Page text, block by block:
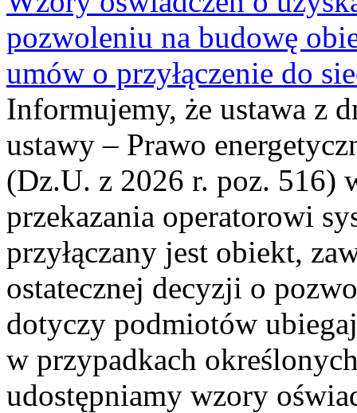
pozwoleniu na budowę
umów o przyłączenie do
Informujemy, że ustawa z
ustawy – Prawo
(Dz.U. z 2026 r. poz. 516)
przekazania operatorowi
przyłączany jest obiekt,
ostatecznej decyzji o
dotyczy podmiotów
w przypadkach
udostępniamy wzory